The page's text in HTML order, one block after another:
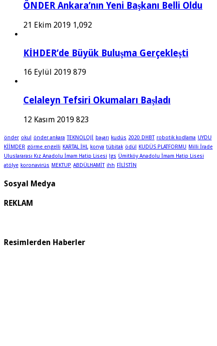
ÖNDER Ankara’nın Yeni Başkanı Belli Oldu
21 Ekim 2019 1,092
KİHDER’de Büyük Buluşma Gerçekleşti
16 Eylül 2019 879
Celaleyn Tefsiri Okumaları Başladı
12 Kasım 2019 823
önder okul önder ankara TEKNOLOJİ başarı kudüs 2020 DHBT robotik kodlama UYDU
KİİMDER görme engelli KARTAL İHL konya tübitak ödül KUDÜS PLATFORMU Milli İrade
Uluslararası Kız Anadolu İmam Hatip Lisesi lgs Ümitköy Anadolu İmam Hatip Lisesi
atölye koronavirüs MEKTUP ABDÜLHAMİT ihh FİLİSTİN
Sosyal Medya
REKLAM
Resimlerden Haberler